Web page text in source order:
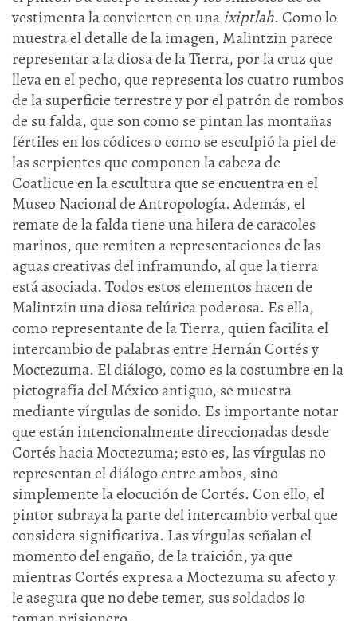
vestimenta la convierten en unaixiptlah. Como lo
muestra el detalle de la imagen, Malintzin parece
representar a la diosa de la Tierra, por la cruz que
lleva en el pecho, que representa los cuatro rumbos
de la superficie terrestre y por el patrón de rombos
de su falda, que son como se pintan las montañas
fértiles en los códices o como se esculpió la piel de
las serpientes que componen la cabeza de
Coatlicue en la escultura que se encuentra en el
Museo Nacional de Antropología. Además, el
remate de la falda tiene una hilera de caracoles
marinos, que remiten a representaciones de las
aguas creativas del inframundo, al que la tierra
está asociada. Todos estos elementos hacen de
Malintzin una diosa telúrica poderosa. Es ella,
como representante de la Tierra, quien facilita el
intercambio de palabras entre Hernán Cortés y
Moctezuma. El diálogo, como es la costumbre en la
pictografía del México antiguo, se muestra
mediante vírgulas de sonido. Es importante notar
que están intencionalmente direccionadas desde
Cortés hacia Moctezuma; esto es, las vírgulas no
representan el diálogo entre ambos, sino
simplemente la elocución de Cortés. Con ello, el
pintor subraya la parte del intercambio verbal que
considera significativa. Las vírgulas señalan el
momento del engaño, de la traición, ya que
mientras Cortés expresa a Moctezuma su afecto y
le asegura que no debe temer, sus soldados lo